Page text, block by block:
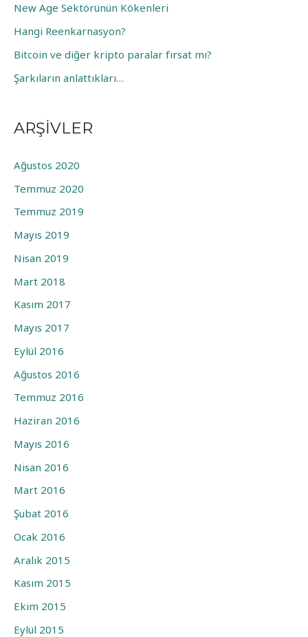
New Age Sektörünün Kökenleri
Hangi Reenkarnasyon?
Bitcoin ve diğer kripto paralar fırsat mı?
Şarkıların anlattıkları…
ARŞIVLER
Ağustos 2020
Temmuz 2020
Temmuz 2019
Mayıs 2019
Nisan 2019
Mart 2018
Kasım 2017
Mayıs 2017
Eylül 2016
Ağustos 2016
Temmuz 2016
Haziran 2016
Mayıs 2016
Nisan 2016
Mart 2016
Şubat 2016
Ocak 2016
Aralık 2015
Kasım 2015
Ekim 2015
Eylül 2015